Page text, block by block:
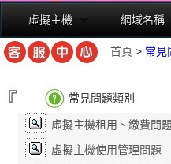
虛擬主機 網域名稱
首頁 > 常見
常見問題類別
虛擬主機租用、繳費問
虛擬主機使用管理問題